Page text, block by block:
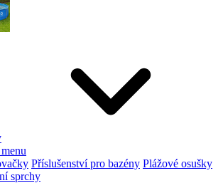
Příslušenství pro bazény Plážové osušky
sprchy